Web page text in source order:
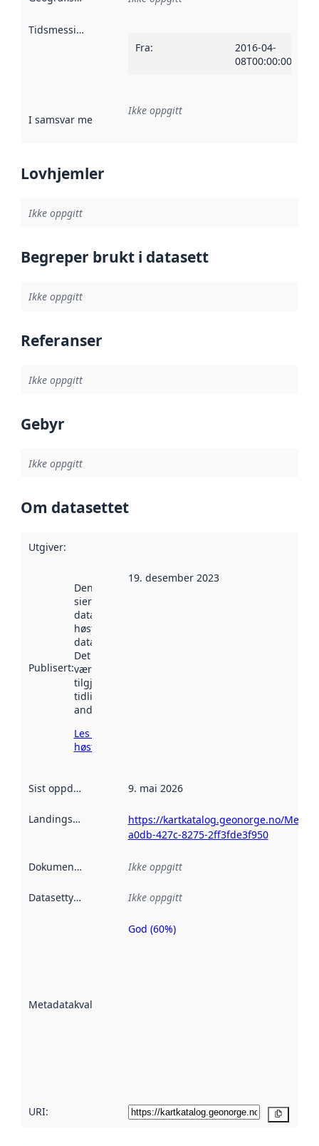
Tidsmessig avgrensning
Fra:
2016-04-
08T00:00:00Z
I samsvar med Referanse til en implementasjonsregel
Ikke oppgitt
Lovhjemler
Ikke oppgitt
Begreper brukt i datasett
Ikke oppgitt
Referanser
Ikke oppgitt
Gebyr
Ikke oppgitt
Om datasettet
Utgiver:
Publisert:
Denne datoen
sier når
datasettet ble
høstet av
data.norge.no.
Det kan ha
vært
tilgjengelig
tidligere
andre steder.
Les mer om
høsting her
19. desember 2023
Sist oppdatert 9. mai 2026
Landingsside
https://kartkatalog.geonorge.no/
a0db-427c-8275-2ff3fde3f950
Dokumentasjon Ikke oppgitt
Datasettype Ikke oppgitt
Metadatakvalitet
Metadatakvalitet
God (60%)
URI: